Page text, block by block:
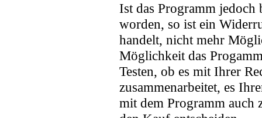
Ist das Programm jedoch
worden, so ist ein
handelt, nicht mehr
Möglichkeit das
Testen, ob es mit Ihrer
zusammenarbeitet, es
mit dem Programm auch